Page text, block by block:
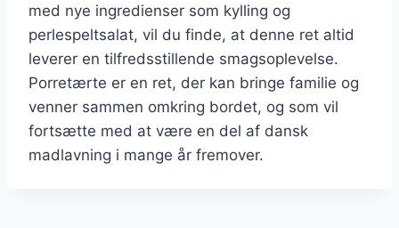
med nye ingredienser som kylling og
perlespeltsalat, vil du finde, at denne ret altid
leverer en tilfredsstillende smagsoplevelse.
Porretærte er en ret, der kan bringe familie og
venner sammen omkring bordet, og som vil
fortsætte med at være en del af dansk
madlavning i mange år fremover.